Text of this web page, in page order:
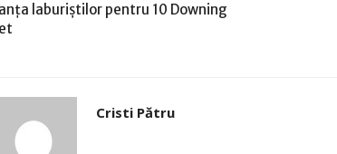
laburiştilor pentru 10 Downing
Cristi Pătru